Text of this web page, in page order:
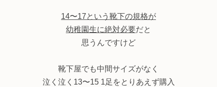
14〜17という靴下の規格が
幼稚園生に絶対必要だと
思うんですけど
靴下屋でも中間サイズがなく
泣く泣く13〜15 1足をとりあえず購入